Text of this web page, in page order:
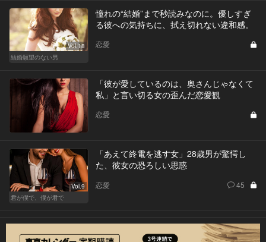
Vol.18
結婚願望のない男
憧れの“結婚”まで秒読みなのに。優しすぎ
る彼への気持ちに、拭え切れない違和感。
恋愛
「彼が愛しているのは、奥さんじゃなくて
私」と言い切る女の歪んだ恋愛観
恋愛
Vol.9
君が僕で、僕が君で
「あえて終電を逃す女」28歳男が驚愕し
た、彼女の恐ろしい思惑
恋愛 45